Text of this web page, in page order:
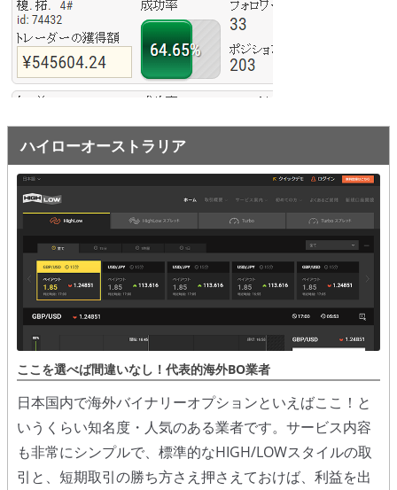
トレンドを見極める
トレンド順張りで勝つ方法
逆張りと相場変動のしくみ
負けそうなときは損切り
攻略法まとめ
ローソク足チャート
移動平均線
トレンド順張り
MACD
ボリンジャーバンド
ストラテジーアドバイザー
ハイローオーストラリア
ここを選べば間違いなし！代表的海外BO業者
日本国内で海外バイナリーオプションといえばここ！と
いうくらい知名度・人気のある業者です。サービス内容
も非常にシンプルで、標準的なHIGH/LOWスタイルの取
引と、短期取引の勝ち方さえ押さえておけば、利益を出